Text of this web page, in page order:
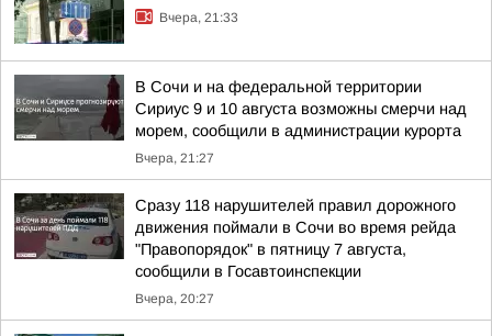
Вчера, 21:33
В Сочи и на федеральной территории
Сириус 9 и 10 августа возможны смерчи над
морем, сообщили в администрации курорта
Вчера, 21:27
Сразу 118 нарушителей правил дорожного
движения поймали в Сочи во время рейда
"Правопорядок" в пятницу 7 августа,
сообщили в Госавтоинспекции
Вчера, 20:27